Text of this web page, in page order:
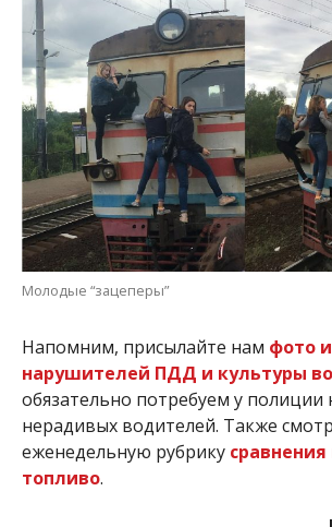
Молодые “зацеперы”
Напомним, присылайте нам фото
нарушителей ПДД и культуры
обязательно потребуем у полиции
нерадивых водителей. Также
еженедельную рубрику сравнения
топливо.